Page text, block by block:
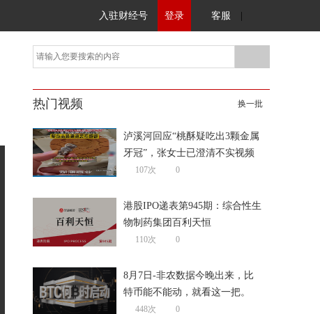
入驻财经号 登录 客服
热门视频 换一批
泸溪河回应“桃酥疑吃出3颗金属
牙冠”，张女士已澄清不实视频
107次 0
港股IPO递表第945期：综合性生
物制药集团百利天恒
110次 0
8月7日-非农数据今晚出来，比
特币能不能动，就看这一把。
448次 0